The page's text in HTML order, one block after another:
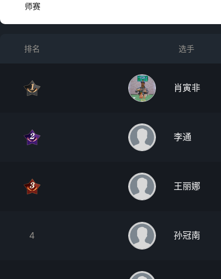
师赛
排名 选手
肖寅非
李通
王丽娜
4 孙冠南